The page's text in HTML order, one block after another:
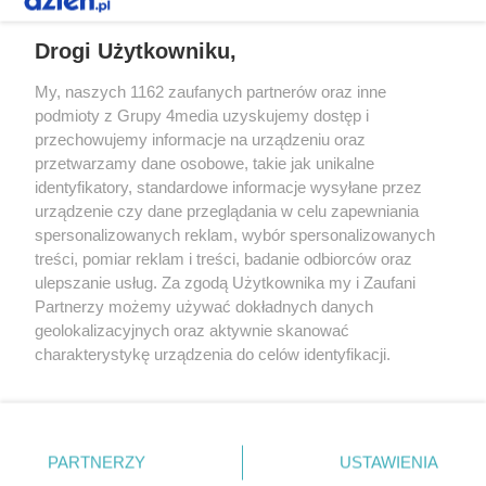
Redakcja Reklama Prywatność
Praca Łódź
the:protocol
Facebook.com
Youtube.com
Drogi Użytkowniku,
My, naszych 1162 zaufanych partnerów oraz inne
podmioty z Grupy 4media uzyskujemy dostęp i
przechowujemy informacje na urządzeniu oraz
przetwarzamy dane osobowe, takie jak unikalne
identyfikatory, standardowe informacje wysyłane przez
urządzenie czy dane przeglądania w celu zapewniania
spersonalizowanych reklam, wybór spersonalizowanych
treści, pomiar reklam i treści, badanie odbiorców oraz
ulepszanie usług. Za zgodą Użytkownika my i Zaufani
Partnerzy możemy używać dokładnych danych
geolokalizacyjnych oraz aktywnie skanować
charakterystykę urządzenia do celów identyfikacji.
zmienić/wycofać klikając przycisk ustawień prywatności
znajdujący się w lewym dolnym rogu strony
. Niektóre
PARTNERZY USTAWIENIA